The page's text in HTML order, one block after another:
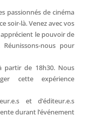
passionnés de cinéma
soir-là. Venez avec vos
le pouvoir de
nous pour
partir de 18h30. Nous
cette expérience
et d’éditeur.e.s
durant l’événement